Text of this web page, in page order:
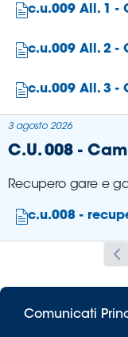
c.u.009 All. 1 -
c.u.009 All. 2 -
c.u.009 All. 3 -
C.U. 008 -
Recupero gare e
c.u.008 -
3 agosto 2026
Comunicati